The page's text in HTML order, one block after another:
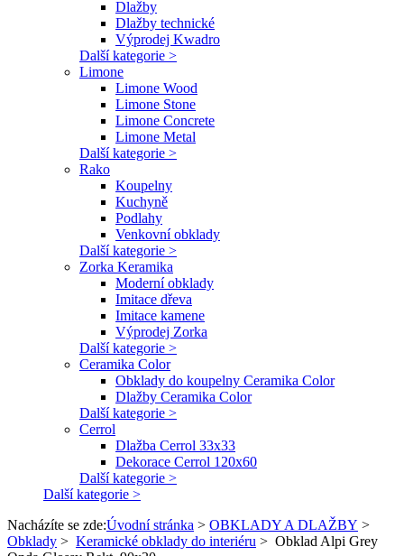
Dlažby
Dlažby technické
Výprodej Kwadro
Další kategorie >
Limone
Limone Wood
Limone Stone
Limone Concrete
Limone Metal
Další kategorie >
Rako
Koupelny
Kuchyně
Podlahy
Venkovní obklady
Další kategorie >
Zorka Keramika
Moderní obklady
Imitace dřeva
Imitace kamene
Výprodej Zorka
Další kategorie >
Ceramika Color
Obklady do koupelny Ceramika Color
Dlažby Ceramika Color
Další kategorie >
Cerrol
Dlažba Cerrol 33x33
Dekorace Cerrol 120x60
Další kategorie >
Další kategorie >
Nacházíte se zde:Úvodní stránka > OBKLADY A DLAŽBY >
Obklady > Keramické obklady do interiéru > Obklad Alpi Grey